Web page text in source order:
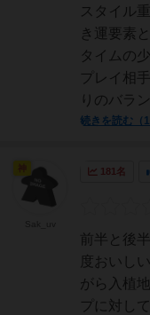
スタイル
き運要素
タイムの
プレイ相
りのバラ
続きを読む（1
181名
前半と後
度おいし
がら入植
プに対し